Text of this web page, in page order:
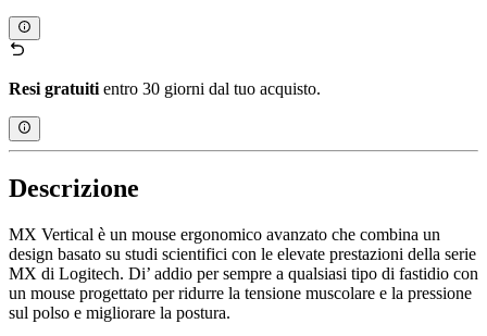
Resi gratuitientro 30 giorni dal tuo acquisto.
Descrizione
MX Vertical è un mouse ergonomico avanzato che combina un
design basato su studi scientifici con le elevate prestazioni della serie
MX di Logitech. Di’ addio per sempre a qualsiasi tipo di fastidio con
un mouse progettato per ridurre la tensione muscolare e la pressione
sul polso e migliorare la postura.